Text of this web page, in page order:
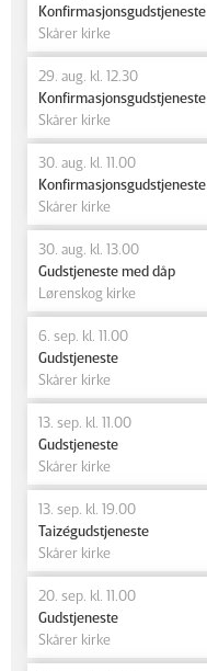
Konfirmasjonsgudstjeneste
Skårer kirke
29. aug. kl. 12.30
Konfirmasjonsgudstjeneste
Skårer kirke
30. aug. kl. 11.00
Konfirmasjonsgudstjeneste
Skårer kirke
30. aug. kl. 13.00
Gudstjeneste med dåp
Lørenskog kirke
6. sep. kl. 11.00
Gudstjeneste
Skårer kirke
13. sep. kl. 11.00
Gudstjeneste
Skårer kirke
13. sep. kl. 19.00
Taizégudstjeneste
Skårer kirke
20. sep. kl. 11.00
Gudstjeneste
Skårer kirke